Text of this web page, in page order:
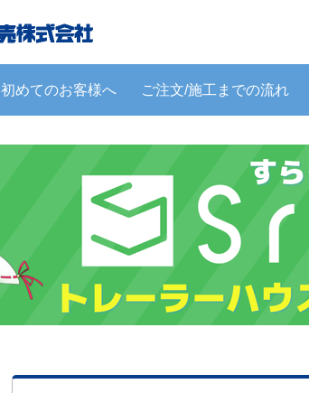
初めてのお客様へ ご注文/施工までの流れ